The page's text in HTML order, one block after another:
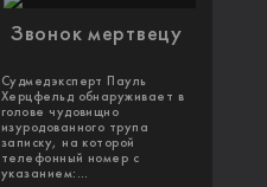
Звонок мертвецу
Судмедэксперт Пауль
Херцфельд обнаруживает в
голове чудовищно
изуродованного трупа
записку, на которой
телефонный номер с
указанием:...